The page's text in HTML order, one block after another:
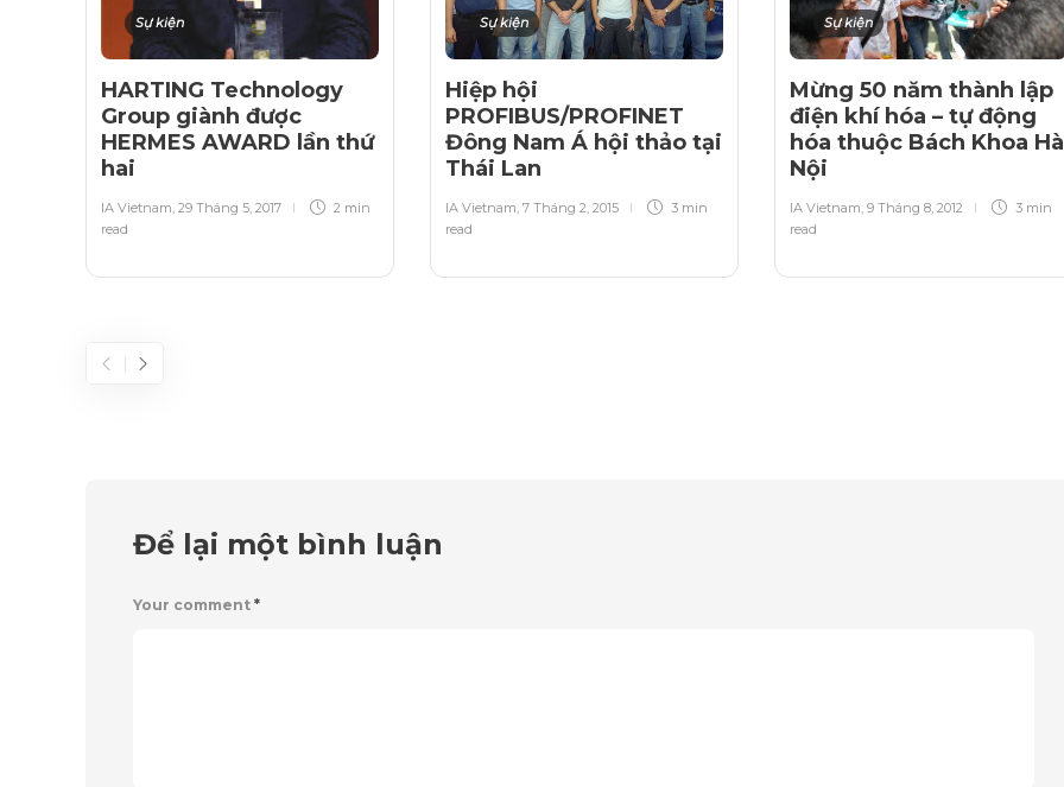
Sự kiện
HARTING Technology
Group giành được
HERMES AWARD lần thứ
hai
IA Vietnam, 29 Tháng 5, 2017
2 min
read
Sự kiện
Hiệp hội
PROFIBUS/PROFINET
Đông Nam Á hội thảo tại
Thái Lan
IA Vietnam, 7 Tháng 2, 2015
3 min
read
Sự kiện
Mừng 50 năm thành lập
điện khí hóa – tự động
hóa thuộc Bách Khoa Hà
Nội
IA Vietnam, 9 Tháng 8, 2012
3 min
read
Để lại một bình luận
Your comment *